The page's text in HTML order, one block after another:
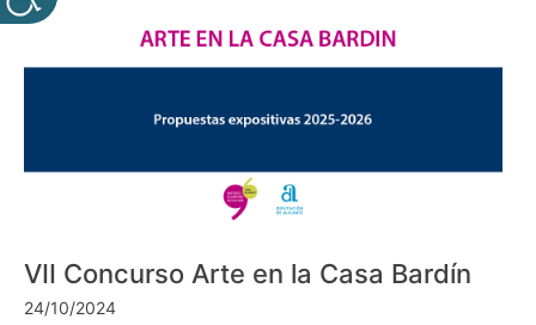
VII Concurso Arte en la Casa Bardín
24/10/2024